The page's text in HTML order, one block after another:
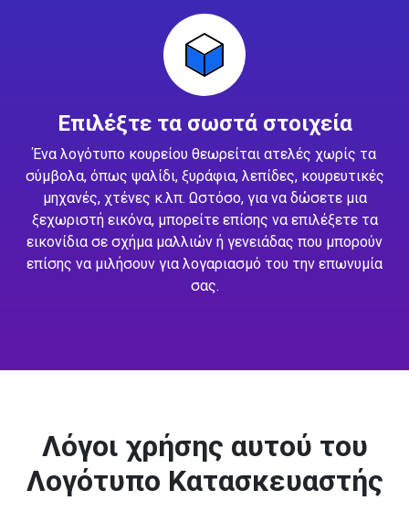
Επιλέξτε τα σωστά στοιχεία
Ένα λογότυπο κουρείου θεωρείται ατελές χωρίς τα
σύμβολα, όπως ψαλίδι, ξυράφια, λεπίδες, κουρευτικές
μηχανές, χτένες κ.λπ. Ωστόσο, για να δώσετε μια
ξεχωριστή εικόνα, μπορείτε επίσης να επιλέξετε τα
εικονίδια σε σχήμα μαλλιών ή γενειάδας που μπορούν
επίσης να μιλήσουν για λογαριασμό του την επωνυμία
σας.
Λόγοι χρήσης αυτού του
Λογότυπο Κατασκευαστής